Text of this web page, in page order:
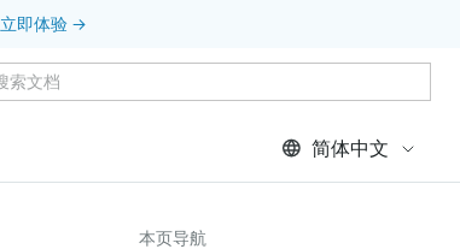
立即体验 →
简体中文
本页导航